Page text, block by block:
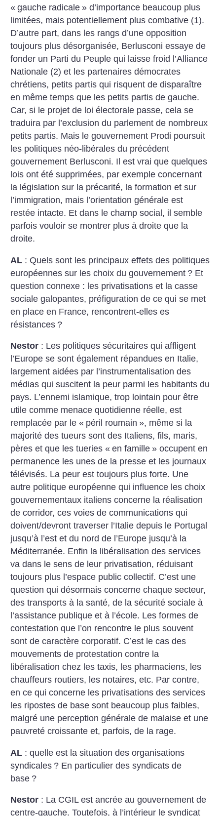
« gauche radicale » d’importance beaucoup plus
limitées, mais potentiellement plus combative (1).
D’autre part, dans les rangs d’une opposition
toujours plus désorganisée, Berlusconi essaye de
fonder un Parti du Peuple qui laisse froid l’Alliance
Nationale (2) et les partenaires démocrates
chrétiens, petits partis qui risquent de disparaître
en même temps que les petits partis de gauche.
Car, si le projet de loi électorale passe, cela se
traduira par l’exclusion du parlement de nombreux
petits partis. Mais le gouvernement Prodi poursuit
les politiques néo-libérales du précédent
gouvernement Berlusconi. Il est vrai que quelques
lois ont été supprimées, par exemple concernant
la législation sur la précarité, la formation et sur
l’immigration, mais l’orientation générale est
restée intacte. Et dans le champ social, il semble
parfois vouloir se montrer plus à droite que la
droite.
AL : Quels sont les principaux effets des politiques
européennes sur les choix du gouvernement ? Et
question connexe : les privatisations et la casse
sociale galopantes, préfiguration de ce qui se met
en place en France, rencontrent-elles es
résistances ?
Nestor : Les politiques sécuritaires qui affligent
l’Europe se sont également répandues en Italie,
largement aidées par l’instrumentalisation des
médias qui suscitent la peur parmi les habitants du
pays. L’ennemi islamique, trop lointain pour être
utile comme menace quotidienne réelle, est
remplacée par le « péril roumain », même si la
majorité des tueurs sont des Italiens, fils, maris,
pères et que les tueries « en famille » occupent en
permanence les unes de la presse et les journaux
télévisés. La peur est toujours plus forte. Une
autre politique européenne qui influence les choix
gouvernementaux italiens concerne la réalisation
de corridor, ces voies de communications qui
doivent/devront traverser l’Italie depuis le Portugal
jusqu’à l’est et du nord de l’Europe jusqu’à la
Méditerranée. Enfin la libéralisation des services
va dans le sens de leur privatisation, réduisant
toujours plus l’espace public collectif. C’est une
question qui désormais concerne chaque secteur,
des transports à la santé, de la sécurité sociale à
l’assistance publique et à l’école. Les formes de
contestation que l’on rencontre le plus souvent
sont de caractère corporatif. C’est le cas des
mouvements de protestation contre la
libéralisation chez les taxis, les pharmaciens, les
chauffeurs routiers, les notaires, etc. Par contre,
en ce qui concerne les privatisations des services
les ripostes de base sont beaucoup plus faibles,
malgré une perception générale de malaise et une
pauvreté croissante et, parfois, de la rage.
AL : quelle est la situation des organisations
syndicales ? En particulier des syndicats de
base ?
Nestor : La CGIL est ancrée au gouvernement de
centre-gauche. Toutefois, à l’intérieur le syndicat